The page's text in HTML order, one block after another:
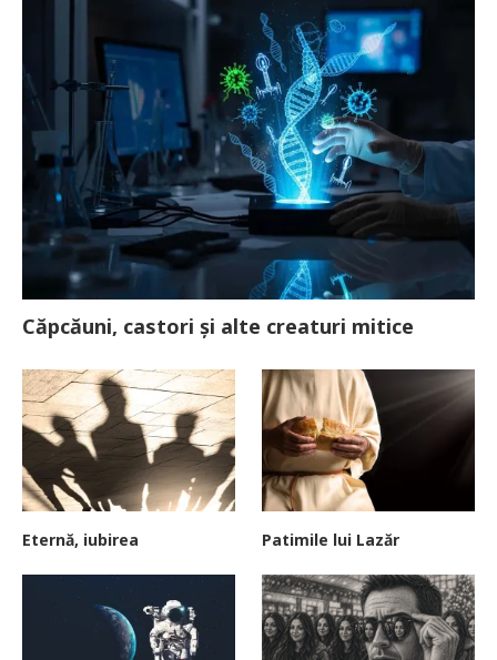
Căpcăuni, castori și alte creaturi mitice
Eternă, iubirea Patimile lui Lazăr